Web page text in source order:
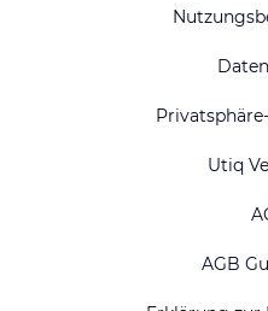
Utiq
AGB